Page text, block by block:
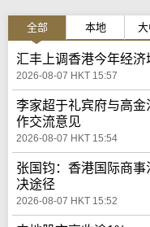
全部 本地
汇丰上调香港今年经
2026-08-07 HKT 15:57
李家超于礼宾府与高
作交流意见
2026-08-07 HKT 15:54
张国钧：香港国际商
决途径
2026-08-07 HKT 15:52